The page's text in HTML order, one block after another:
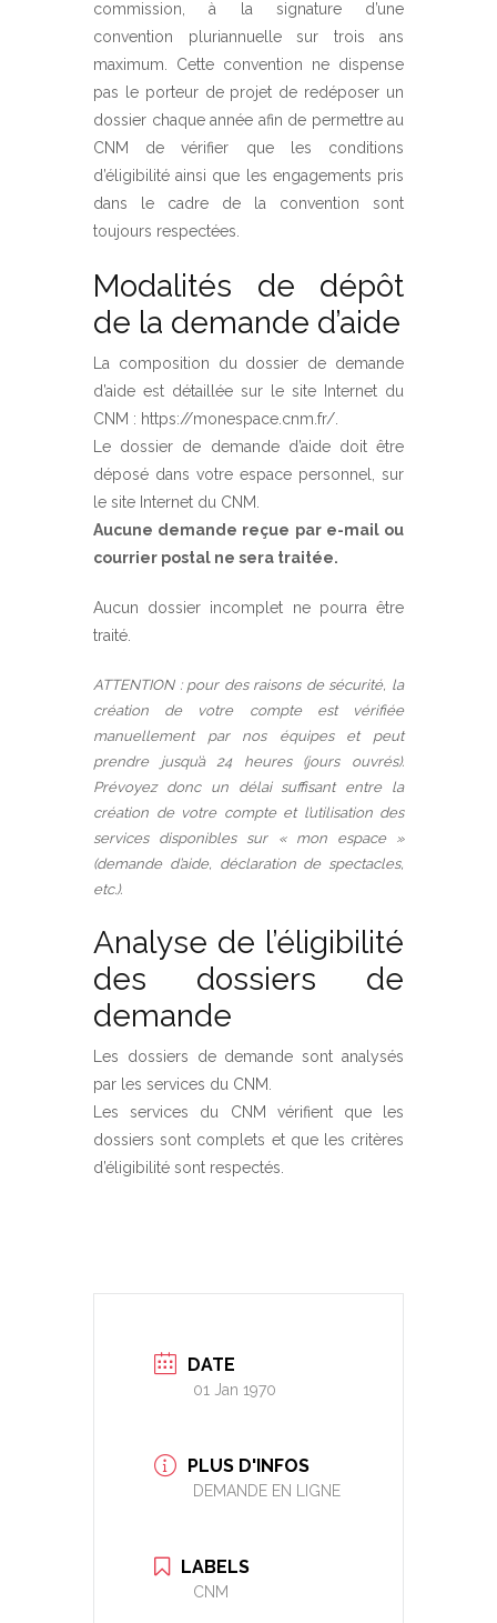
commission, à la signature d’une
convention pluriannuelle sur trois ans
maximum. Cette convention ne dispense
pas le porteur de projet de redéposer un
dossier chaque année afin de permettre au
CNM de vérifier que les conditions
d’éligibilité ainsi que les engagements pris
dans le cadre de la convention sont
toujours respectées.
Modalités de dépôt
de la demande d’aide
La composition du dossier de demande
d’aide est détaillée sur le site Internet du
CNM : https://monespace.cnm.fr/.
Le dossier de demande d’aide doit être
déposé dans votre espace personnel, sur
le site Internet du CNM.
Aucune demande reçue par e-mail ou
courrier postal ne sera traitée.
Aucun dossier incomplet ne pourra être
traité.
ATTENTION : pour des raisons de sécurité, la
création de votre compte est vérifiée
manuellement par nos équipes et peut
prendre jusqu’à 24 heures (jours ouvrés).
Prévoyez donc un délai suffisant entre la
création de votre compte et l’utilisation des
services disponibles sur « mon espace »
(demande d’aide, déclaration de spectacles,
etc.).
Analyse de l’éligibilité
des dossiers de
demande
Les dossiers de demande sont analysés
par les services du CNM.
Les services du CNM vérifient que les
dossiers sont complets et que les critères
d’éligibilité sont respectés.
DATE
01 Jan 1970
PLUS D'INFOS
DEMANDE EN LIGNE
LABELS
CNM